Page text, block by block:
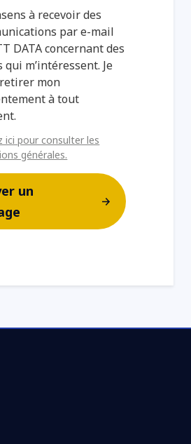
à recevoir des
par e-mail
DATA concernant des
qui m’intéressent. Je
mon
à tout
ici pour consulter les
générales.
un